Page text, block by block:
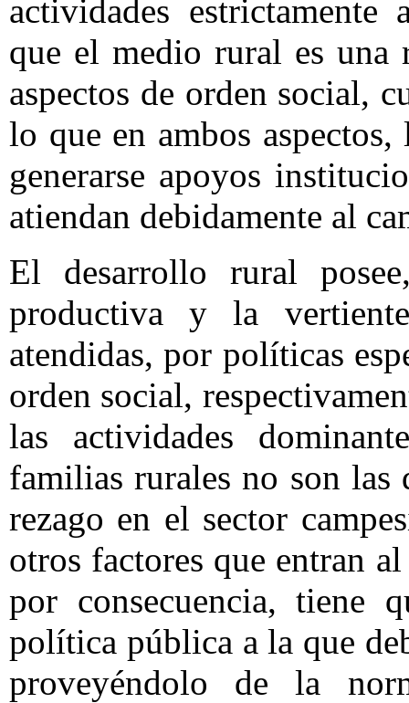
actividades estrictamente
que el medio rural es una
aspectos de orden social,
lo que en ambos
generarse apoyos
atiendan debidamente al
El desarrollo rural
productiva y la
atendidas, por políticas
orden social,
las actividades
familias rurales no son las
rezago en el sector
otros factores que entran
por consecuencia, tiene
política pública a la que
proveyéndolo de la